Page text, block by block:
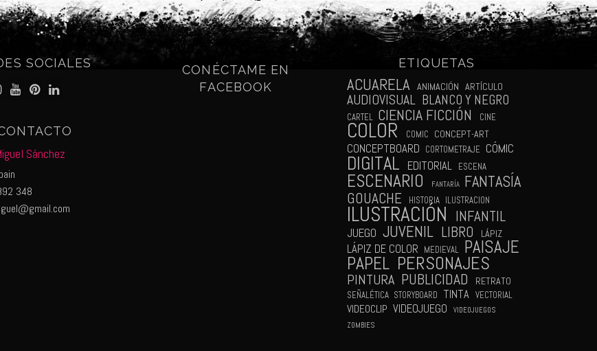
SOCIALES
Sánchez
348
CONÉCTAME EN
FACEBOOK
ETIQUETAS
ACUARELA ANIMACIÓN ARTÍCULO
AUDIOVISUAL BLANCO Y NEGRO
CARTEL CIENCIA FICCIÓN CINE
COLOR COMIC CONCEPT-ART
CONCEPTBOARD CORTOMETRAJE CÓMIC
DIGITAL EDITORIAL ESCENA
ESCENARIO FANTARÍA FANTASÍA
GOUACHE HISTORIA ILUSTRACION
ILUSTRACIÓN INFANTIL
JUEGO JUVENIL LIBRO LÁPIZ
LÁPIZ DE COLOR MEDIEVAL PAISAJE
PAPEL PERSONAJES
PINTURA PUBLICIDAD RETRATO
SEÑALÉTICA STORYBOARD TINTA VECTORIAL
VIDEOCLIP VIDEOJUEGO
VIDEOJUEGOS
ZOMBIES